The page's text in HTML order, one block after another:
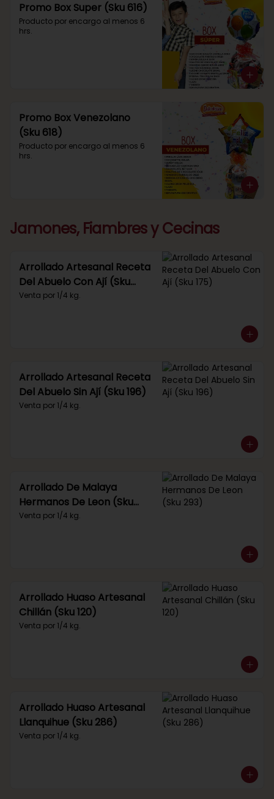
Promo Box Super (Sku 616)
Producto por encargo al menos 6
hrs.
Promo Box Venezolano
(Sku 618)
Producto por encargo al menos 6
hrs.
Jamones, Fiambres y Cecinas
Arrollado Artesanal Receta
Del Abuelo Con Ají (Sku
175)
Venta por 1/4 kg.
Arrollado Artesanal Receta
Del Abuelo Sin Ají (Sku 196)
Venta por 1/4 kg.
Arrollado De Malaya
Hermanos De Leon (Sku
293)
Venta por 1/4 kg.
Arrollado Huaso Artesanal
Chillán (Sku 120)
Venta por 1/4 kg.
Arrollado Huaso Artesanal
Llanquihue (Sku 286)
Venta por 1/4 kg.